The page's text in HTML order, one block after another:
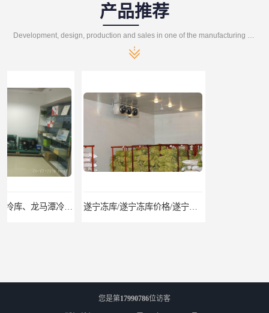
产品推荐
遂宁冻库/遂宁冻库价格/遂宁冻库安装
您是第17990786位访客